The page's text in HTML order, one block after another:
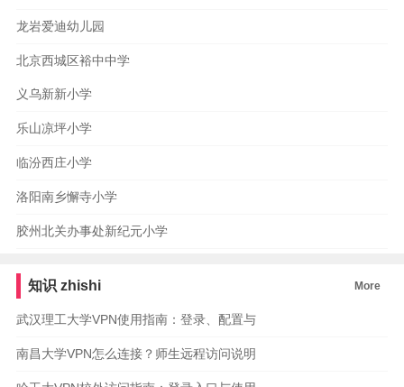
龙岩爱迪幼儿园
北京西城区裕中中学
义乌新新小学
乐山凉坪小学
临汾西庄小学
洛阳南乡懈寺小学
胶州北关办事处新纪元小学
知识 zhishi More
武汉理工大学VPN使用指南：登录、配置与
南昌大学VPN怎么连接？师生远程访问说明